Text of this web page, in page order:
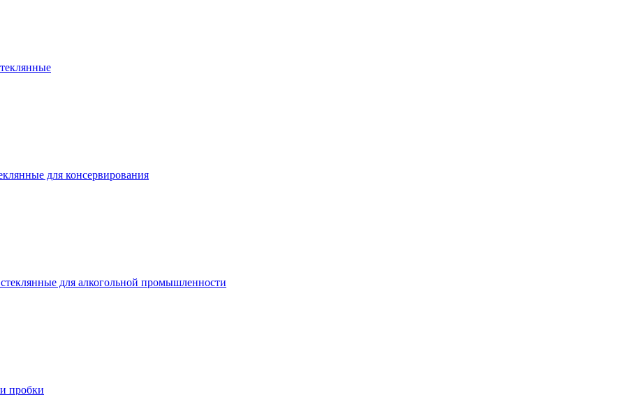
для консервирования
для алкогольной промышленности
пробки